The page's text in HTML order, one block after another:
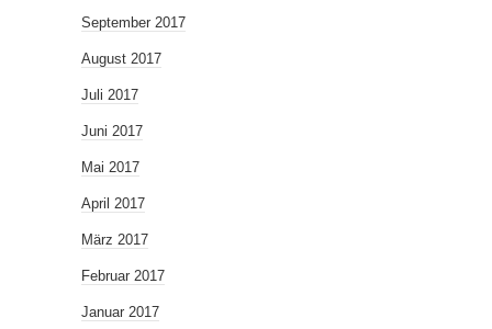
September 2017
August 2017
Juli 2017
Juni 2017
Mai 2017
April 2017
März 2017
Februar 2017
Januar 2017